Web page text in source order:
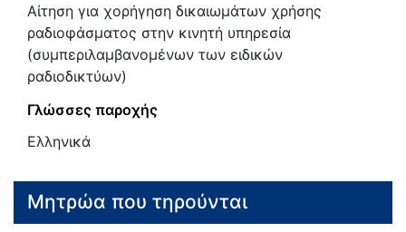
Αίτηση για χορήγηση δικαιωμάτων χρήσης
ραδιοφάσματος στην κινητή υπηρεσία
(συμπεριλαμβανομένων των ειδικών
ραδιοδικτύων)
Γλώσσες παροχής
Ελληνικά
Μητρώα που τηρούνται